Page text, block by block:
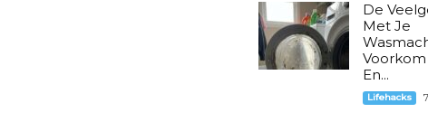
De
Met Je
En...
Lifehacks